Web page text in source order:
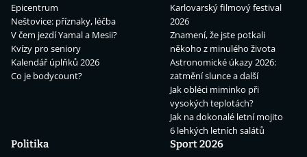
Epicentrum
Neštovice: příznaky, léčba
V čem jezdí Yamal a Mesii?
Kvízy pro seniory
Kalendář úplňků 2026
Co je bodycount?
Karlovarský filmový festival
2026
Znamení, že jste potkali
někoho z minulého života
Astronomické úkazy 2026:
zatmění slunce a další
Jak obléci miminko při
vysokých teplotách?
Jak na dokonalé letní mojito
6 lehkých letních salátů
Politika
Sport 2026